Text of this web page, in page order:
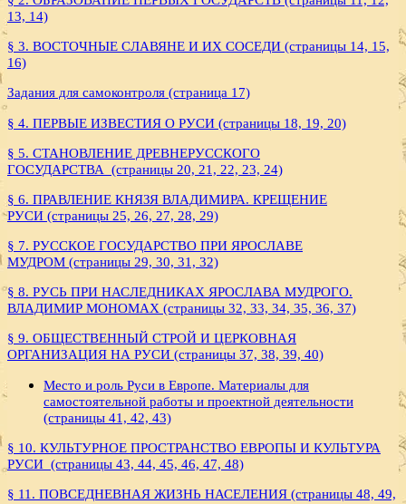
13, 14)
§ 3. ВОСТОЧНЫЕ СЛАВЯНЕ И ИХ СОСЕДИ (страницы 14, 15,
16)
Задания для самоконтроля (страница 17)
§ 4. ПЕРВЫЕ ИЗВЕСТИЯ О РУСИ (страницы 18, 19, 20)
§ 5. СТАНОВЛЕНИЕ ДРЕВНЕРУССКОГО
ГОСУДАРСТВА (страницы 20, 21, 22, 23, 24)
§ 6. ПРАВЛЕНИЕ КНЯЗЯ ВЛАДИМИРА. КРЕЩЕНИЕ
РУСИ (страницы 25, 26, 27, 28, 29)
§ 7. РУССКОЕ ГОСУДАРСТВО ПРИ ЯРОСЛАВЕ
МУДРОМ (страницы 29, 30, 31, 32)
§ 8. РУСЬ ПРИ НАСЛЕДНИКАХ ЯРОСЛАВА МУДРОГО.
ВЛАДИМИР МОНОМАХ (страницы 32, 33, 34, 35, 36, 37)
§ 9. ОБЩЕСТВЕННЫЙ СТРОЙ И ЦЕРКОВНАЯ
ОРГАНИЗАЦИЯ НА РУСИ (страницы 37, 38, 39, 40)
Место и роль Руси в Европе. Материалы для
самостоятельной работы и проектной деятельности
(страницы 41, 42, 43)
§ 10. КУЛЬТУРНОЕ ПРОСТРАНСТВО ЕВРОПЫ И КУЛЬТУРА
РУСИ (страницы 43, 44, 45, 46, 47, 48)
§ 11. ПОВСЕДНЕВНАЯ ЖИЗНЬ НАСЕЛЕНИЯ (страницы 48, 49,